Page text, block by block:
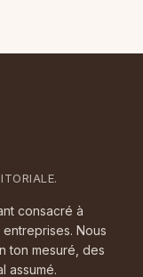
consacré à
Nous
ton mesuré, des
assumé.